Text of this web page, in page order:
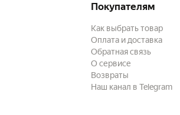
Покупателям
Как выбрать товар
Оплата и доставка
Обратная связь
О сервисе
Возвраты
Наш канал в Telegram